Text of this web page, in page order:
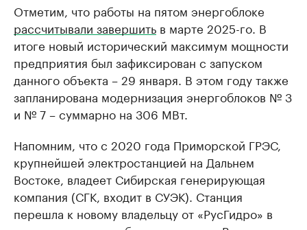
Отметим, что работы на пятом энергоблоке
рассчитывали завершить в марте 2025-го. В
итоге новый исторический максимум мощности
предприятия был зафиксирован с запуском
данного объекта – 29 января. В этом году также
запланирована модернизация энергоблоков № 3
и № 7 – суммарно на 306 МВт.
Напомним, что с 2020 года Приморской ГРЭС,
крупнейшей электростанцией на Дальнем
Востоке, владеет Сибирская генерирующая
компания (СГК, входит в СУЭК). Станция
перешла к новому владельцу от «РусГидро» в